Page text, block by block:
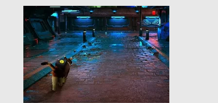
Бонус-
коды
для
Мира
танков,
сентябрь-2025:
табель-
календарь,
промокоды,
действительные,